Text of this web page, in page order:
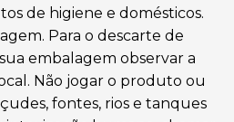
de higiene e domésticos.
Para o descarte de
embalagem observar a
Não jogar o produto ou
fontes, rios e tanques